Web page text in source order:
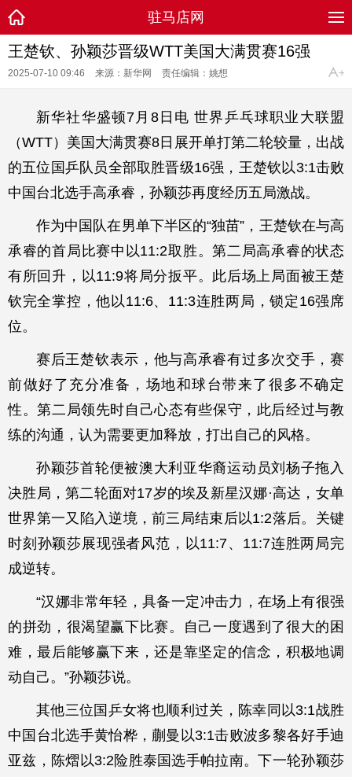
驻马店网
王楚钦、孙颖莎晋级WTT美国大满贯赛16强
2025-07-10 09:46 来源：新华网 责任编辑：姚想
新华社华盛顿7月8日电 世界乒乓球职业大联盟
（WTT）美国大满贯赛8日展开单打第二轮较量，出战
的五位国乒队员全部取胜晋级16强，王楚钦以3:1击败
中国台北选手高承睿，孙颖莎再度经历五局激战。
作为中国队在男单下半区的“独苗”，王楚钦在与高
承睿的首局比赛中以11:2取胜。第二局高承睿的状态
有所回升，以11:9将局分扳平。此后场上局面被王楚
钦完全掌控，他以11:6、11:3连胜两局，锁定16强席
位。
赛后王楚钦表示，他与高承睿有过多次交手，赛
前做好了充分准备，场地和球台带来了很多不确定
性。第二局领先时自己心态有些保守，此后经过与教
练的沟通，认为需要更加释放，打出自己的风格。
孙颖莎首轮便被澳大利亚华裔运动员刘杨子拖入
决胜局，第二轮面对17岁的埃及新星汉娜·高达，女单
世界第一又陷入逆境，前三局结束后以1:2落后。关键
时刻孙颖莎展现强者风范，以11:7、11:7连胜两局完
成逆转。
“汉娜非常年轻，具备一定冲击力，在场上有很强
的拼劲，很渴望赢下比赛。自己一度遇到了很大的困
难，最后能够赢下来，还是靠坚定的信念，积极地调
动自己。”孙颖莎说。
其他三位国乒女将也顺利过关，陈幸同以3:1战胜
中国台北选手黄怡桦，蒯曼以3:1击败波多黎各好手迪
亚兹，陈熠以3:2险胜泰国选手帕拉南。下一轮孙颖莎